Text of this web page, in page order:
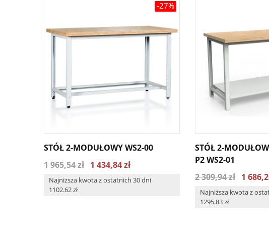
-27%
STÓŁ 2-MODUŁOWY WS2-00
1 965,54 zł 1 434,84 zł
Najniższa kwota z ostatnich 30 dni
1102.62 zł
STÓŁ 2-
P2 WS2-01
2 309,94 zł 1
Najniższa kwota z
1295.83 zł